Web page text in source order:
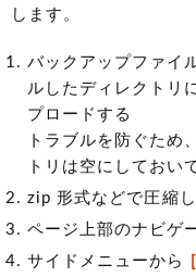
します。
バックアップファイ
ルしたディレクトリ
プロードする
トラブルを防ぐため
トリは空にしておい
zip 形式などで圧縮
ページ上部のナビゲ
サイドメニューから